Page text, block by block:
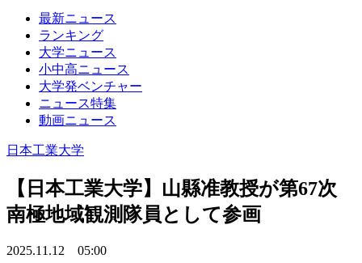
最新ニュース
ランキング
大学ニュース
小中高ニュース
大学発ベンチャー
ニュース特集
動画ニュース
日本工業大学
【日本工業大学】山縣准教授が第67次
南極地域観測隊員として参画
2025.11.12 05:00